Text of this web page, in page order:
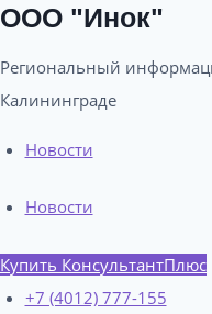
ООО "Инок"
Региональный
Калининграде​
Новости
Новости
Купить КонсультантПлюс
+7 (4012) 777-155